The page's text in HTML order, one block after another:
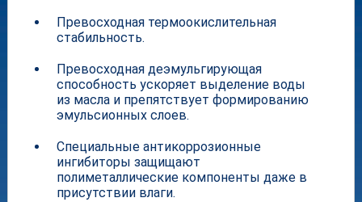
Превосходная термоокислительная
стабильность.
Превосходная деэмульгирующая
способность ускоряет выделение воды
из масла и препятствует формированию
эмульсионных слоев.
Специальные антикоррозионные
ингибиторы защищают
полиметаллические компоненты даже в
присутствии влаги.